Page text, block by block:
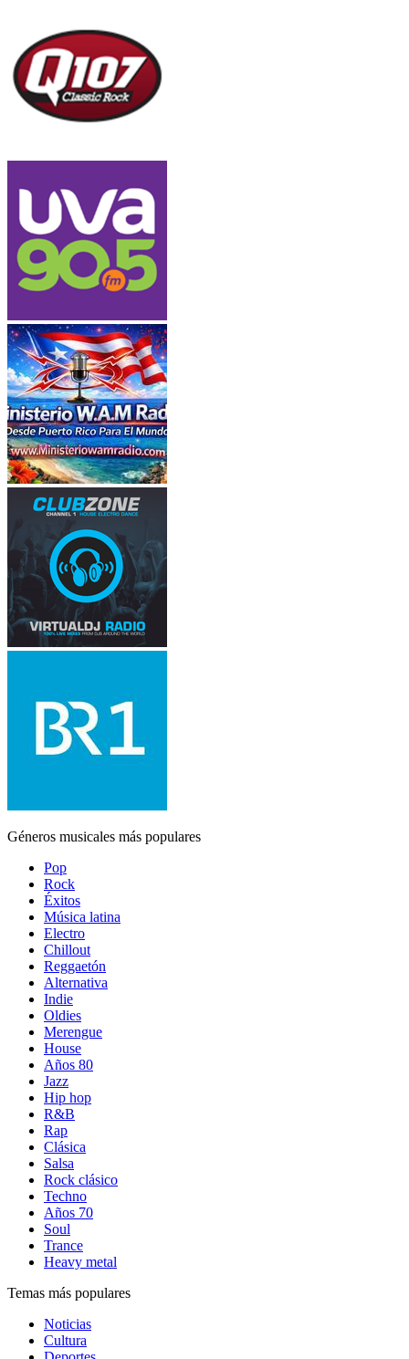
Géneros musicales más populares
Pop
Rock
Éxitos
Música latina
Electro
Chillout
Reggaetón
Alternativa
Indie
Oldies
Merengue
House
Años 80
Jazz
Hip hop
R&B
Rap
Clásica
Salsa
Rock clásico
Techno
Años 70
Soul
Trance
Heavy metal
Temas más populares
Noticias
Cultura